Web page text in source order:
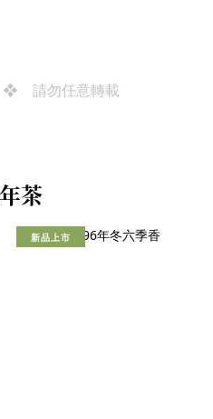
❖ 請勿任意轉載
茶
新品上市